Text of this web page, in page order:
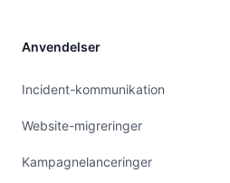
Anvendelser
Incident-kommunikation
Website-migreringer
Kampagnelanceringer